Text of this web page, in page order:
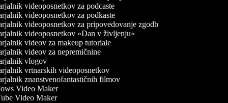
videoposnetkov za podcaste
videoposnetkov za podkaste
videoposnetkov za pripovedovanje zgodb
videoposnetkov »Dan v življenju«
videov za makeup tutoriale
videov za nepremičnine
vlogov
vrtnarskih videoposnetkov
znanstvenofantastičnih filmov
Video Maker
Video Maker